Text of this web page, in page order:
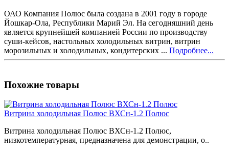
ОАО Компания Полюс была создана в 2001 году в городе
Йошкар-Ола, Республики Марий Эл. На сегодняшний день
является крупнейшей компанией России по производству
суши-кейсов, настольных холодильных витрин, витрин
морозильных и холодильных, кондитерских ... Подробнее...
Похожие товары
Витрина холодильная Полюс ВХСн-1.2 Полюс
Витрина холодильная Полюс ВХСн-1.2 Полюс,
низкотемпературная, предназначена для демонстрации, о..